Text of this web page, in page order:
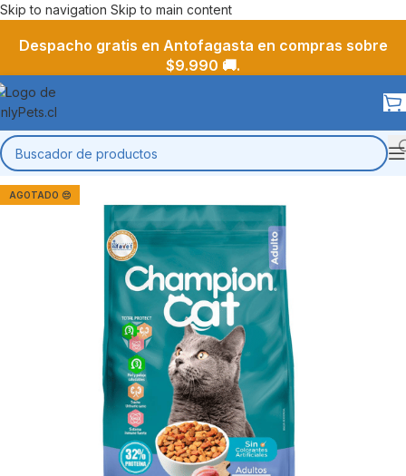
Skip to navigation Skip to main content
Despacho gratis en Antofagasta en compras sobre
$9.990 🚚.
AGOTADO 😔